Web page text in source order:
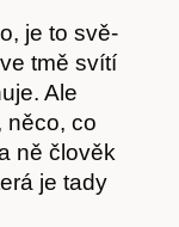
je to svě­
tmě svítí
Ale
něco, co
ně člověk
je tady